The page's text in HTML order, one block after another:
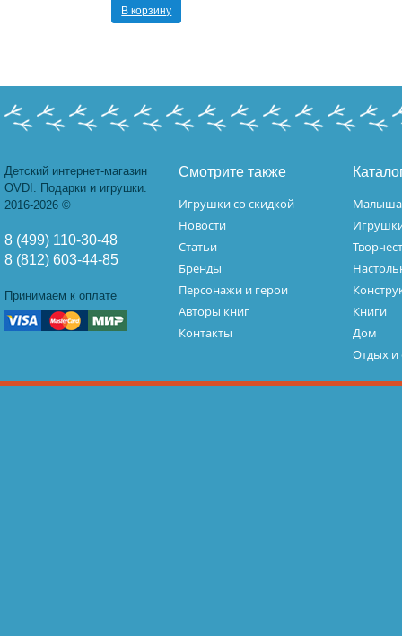
В корзину
Детский интернет-магазин
OVDI. Подарки и игрушки.
2016-2026 ©
8 (499) 110-30-48
8 (812) 603-44-85
Принимаем к оплате
Смотрите также
Игрушки со скидкой
Новости
Статьи
Бренды
Персонажи и герои
Авторы книг
Контакты
Книги
Дом
Отдых и